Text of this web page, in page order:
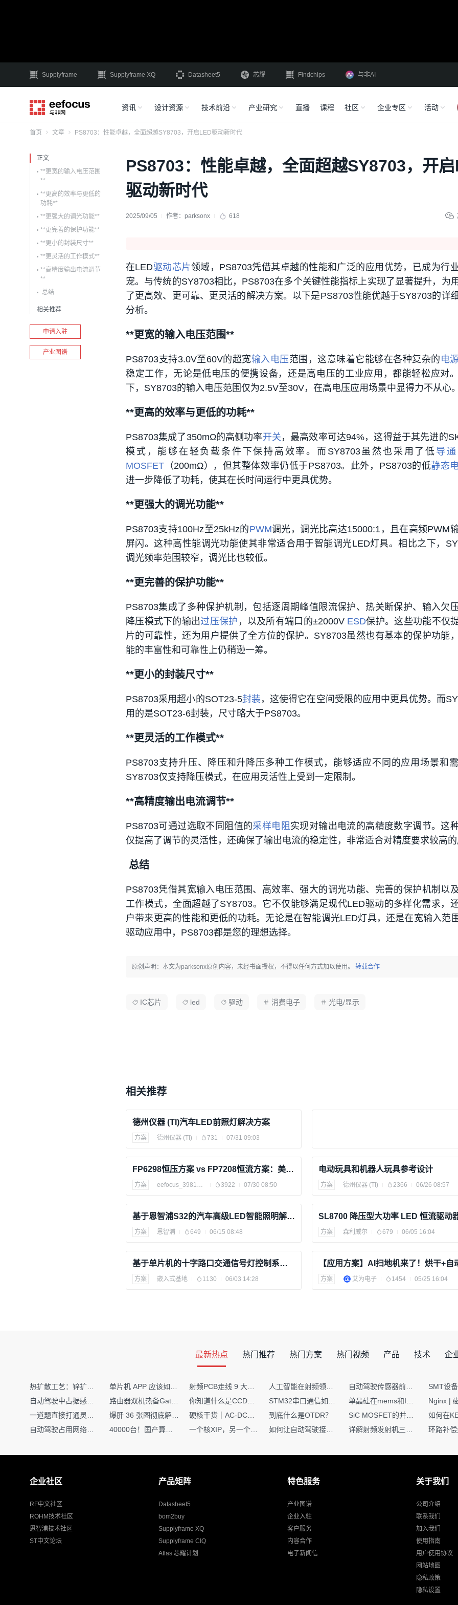
Supplyframe Supplyframe XQ Datasheet5 芯耀 Findchips 与非AI
资讯 设计资源 技术前沿 产业研究 直播 课程 社区 企业专区 活动
首页 文章 PS8703：性能卓越，全面超越SY8703，开启LED驱动新时代
正文
**更宽的输入电压范围
**
**更高的效率与更低的
功耗**
**更强大的调光功能**
**更完善的保护功能**
**更小的封装尺寸**
**更灵活的工作模式**
**高精度输出电流调节
**
总结
相关推荐
申请入驻
产业图谱
PS8703：性能卓越，全面超越SY8703，开
驱动新时代
2025/09/05 作者： parksonx 618
在LED驱动芯片领域，PS8703凭借其卓越的性能和广泛的应用优势，已成为行
宠。与传统的SY8703相比，PS8703在多个关键性能指标上实现了显著提升，为
了更高效、更可靠、更灵活的解决方案。以下是PS8703性能优越于SY8703的详
分析。
**更宽的输入电压范围**
PS8703支持3.0V至60V的超宽输入电压范围，这意味着它能够在各种复杂的 电
稳定工作，无论是低电压的便携设备，还是高电压的工业应用，都能轻松应对
下，SY8703的输入电压范围仅为2.5V至30V，在高电压应用场景中显得力不从心
**更高的效率与更低的功耗**
PS8703集成了350mΩ的高侧功率开关 ，最高效率可达94%，这得益于其先进的
模式，能够在轻负载条件下保持高效率。而SY8703虽然也采用了低 导
MOSFET （200mΩ），但其整体效率仍低于PS8703。此外，PS8703的低静态
进一步降低了功耗，使其在长时间运行中更具优势。
**更强大的调光功能**
PS8703支持100Hz至25kHz的PWM调光，调光比高达15000:1，且在高频PWM
屏闪。这种高性能调光功能使其非常适合用于智能调光LED灯具。相比之下，
调光频率范围较窄，调光比也较低。
**更完善的保护功能**
PS8703集成了多种保护机制，包括逐周期峰值限流保护、热关断保护、输入欠
降压模式下的输出过压保护 ，以及所有端口的±2000V ESD保护。这些功能不仅
片的可靠性，还为用户提供了全方位的保护。SY8703虽然也有基本的保护功能
能的丰富性和可靠性上仍稍逊一筹。
**更小的封装尺寸**
PS8703采用超小的SOT23-5封装 ，这使得它在空间受限的应用中更具优势。而
用的是SOT23-6封装，尺寸略大于PS8703。
**更灵活的工作模式**
PS8703支持升压、降压和升降压多种工作模式，能够适应不同的应用场景和
SY8703仅支持降压模式，在应用灵活性上受到一定限制。
**高精度输出电流调节**
PS8703可通过选取不同阻值的采样电阻实现对输出电流的高精度数字调节。这
仅提高了调节的灵活性，还确保了输出电流的稳定性，非常适合对精度要求较高
总结
PS8703凭借其宽输入电压范围、高效率、强大的调光功能、完善的保护机制以
工作模式，全面超越了SY8703。它不仅能够满足现代LED驱动的多样化需求，
户带来更高的性能和更低的功耗。无论是在智能调光LED灯具，还是在宽输入范
驱动应用中，PS8703都是您的理想选择。
原创声明：本文为parksonx原创内容，未经书面授权，不得以任何方式加以使用。 转载合作
IC芯片 led 驱动 消费电子 光电/显示
相关推荐
德州仪器 (TI)汽车LED前照灯解决方案
方案 德州仪器 (TI) 731 07/31 09:03
FP6298恒压方案 vs FP7208恒流方案：美容仪控制器设计分析
方案 eefocus_3981341 3922 07/30 08:50
电动玩具和机器人玩具参考设计
方案 德州仪器 (TI) 2366 06/26 08:57
基于恩智浦S32的汽车高级LED智能照明解决方案
方案 恩智浦 649 06/15 08:48
SL8700 降压型大功率 LED 恒流驱动
方案 森利威尔 679 06/05 16:04
基于单片机的十字路口交通信号灯控制系统设计
方案 嵌入式基地 1130 06/03 14:28 方案 艾为电子 1454 05/25 16:04
最新热点 热门推荐 热门方案 热门视频 产品 技术 企
到底什么是OTDR？
企业社区
RF中文社区
ROHM技术社区
恩智浦技术社区
ST中文论坛
产品矩阵
Datasheet5
bom2buy
Supplyframe XQ
Supplyframe CIQ
Atlas 芯耀计划
特色服务
产业图谱
企业入驻
客户服务
内容合作
电子新闻信
关于我们
公司介绍
联系我们
加入我们
使用指南
用户使用协议
网站地图
隐私政策
隐私设置